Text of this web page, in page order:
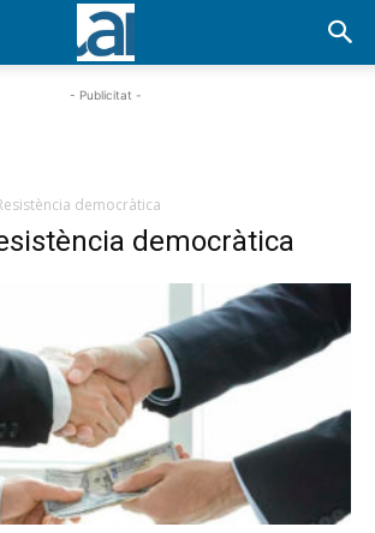
- Publicitat -
democràtica
democràtica